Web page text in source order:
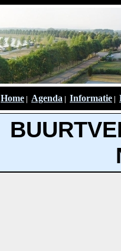
Home | Agenda | Informatie |